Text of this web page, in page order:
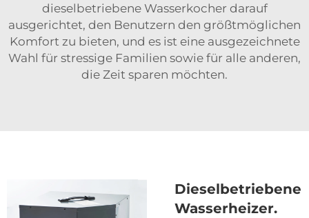
dieselbetriebene Wasserkocher darauf
ausgerichtet, den Benutzern den größtmöglichen
Komfort zu bieten, und es ist eine ausgezeichnete
Wahl für stressige Familien sowie für alle anderen,
die Zeit sparen möchten.
Dieselbetriebene
Wasserheizer.